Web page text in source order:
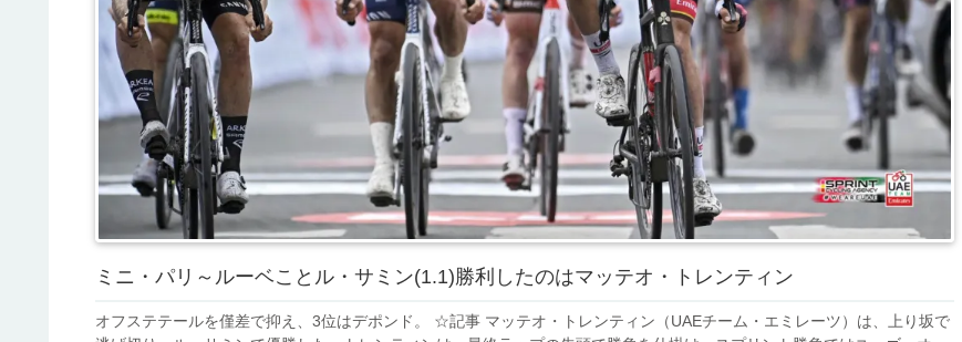
ミニ・パリ～ルーベことル・サミン(1.1)勝利したのはマッテオ・トレンティン
オフステテールを僅差で抑え、3位はデポンド。 ☆記事 マッテオ・トレンティン（UAEチーム・エミレーツ）は、上り坂で